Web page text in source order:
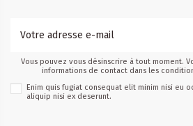
Vous pouvez vous désinscrire à tout moment.
informations de contact dans les
Enim quis fugiat consequat elit minim nisi eu
aliquip nisi ex deserunt.